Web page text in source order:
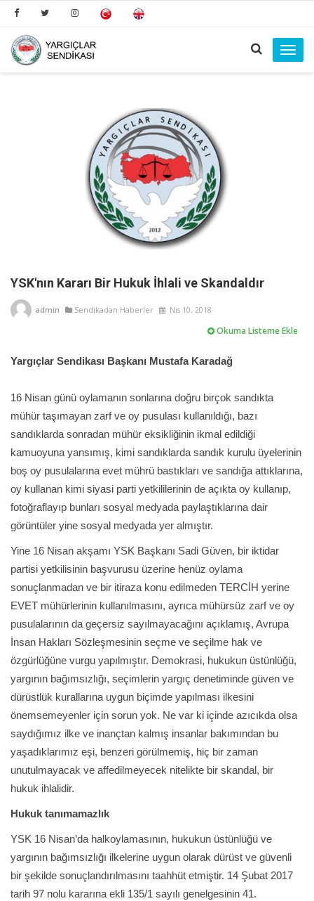
YSK'nın Kararı Bir Hukuk İhlali ve Skandaldır
admin Sendikadan Haberler Nis 10, 2018
Okuma Listeme Ekle
Yargıçlar Sendikası Başkanı Mustafa Karadağ
16 Nisan günü oylamanın sonlarına doğru birçok sandıkta
mühür taşımayan zarf ve oy pusulası kullanıldığı, bazı
sandıklarda sonradan mühür eksikliğinin ikmal edildiği
kamuoyuna yansımış, kimi sandıklarda sandık kurulu üyelerinin
boş oy pusulalarına evet mührü bastıkları ve sandığa attıklarına,
oy kullanan kimi siyasi parti yetkililerinin de açıkta oy kullanıp,
fotoğraflayıp bunları sosyal medyada paylaştıklarına dair
görüntüler yine sosyal medyada yer almıştır.
Yine 16 Nisan akşamı YSK Başkanı Sadi Güven, bir iktidar
partisi yetkilisinin başvurusu üzerine henüz oylama
sonuçlanmadan ve bir itiraza konu edilmeden TERCİH yerine
EVET mühürlerinin kullanılmasını, ayrıca mühürsüz zarf ve oy
pusulalarının da geçersiz sayılmayacağını açıklamış, Avrupa
İnsan Hakları Sözleşmesinin seçme ve seçilme hak ve
özgürlüğüne vurgu yapılmıştır. Demokrasi, hukukun üstünlüğü,
yargının bağımsızlığı, seçimlerin yargıç denetiminde güven ve
dürüstlük kurallarına uygun biçimde yapılması ilkesini
önemsemeyenler için sorun yok. Ne var ki içinde azıcıkda olsa
saydığımız ilke ve inançtan kalmış insanlar bakımından bu
yaşadıklarımız eşi, benzeri görülmemiş, hiç bir zaman
unutulmayacak ve affedilmeyecek nitelikte bir skandal, bir
hukuk ihlalidir.
Hukuk tanımamazlık
YSK 16 Nisan’da halkoylamasının, hukukun üstünlüğü ve
yargının bağımsızlığı ilkelerine uygun olarak dürüst ve güvenli
bir şekilde sonuçlandırılmasını taahhüt etmiştir. 14 Şubat 2017
tarih 97 nolu kararına ekli 135/1 sayılı genelgesinin 41.